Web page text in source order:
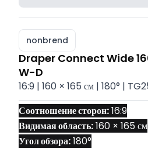
nonbrend
Draper Connect Wide
W-D
16:9 | 160 × 165 см | 180° |
Соотношение сторон: 16:9
Видимая область: 160 × 165 см
Угол обзора: 180°